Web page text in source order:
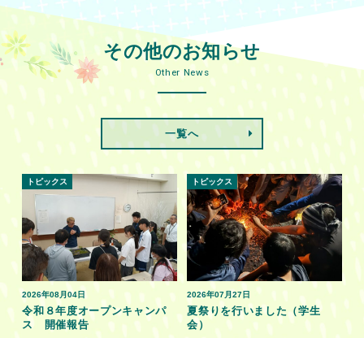
その他のお知らせ
Other News
一覧へ
2026年08月04日
トピックス
令和８年度オープンキャンパ
ス 開催報告
2026年07月27日
トピックス
夏祭りを行いました（学生
会）